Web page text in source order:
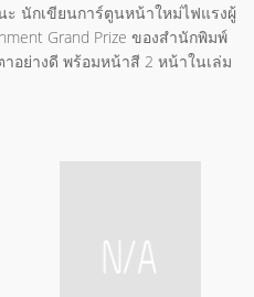
ะ นักเขียนการ์ตูนหน้าใหม่ไฟแรงผู้
Grand Prize ของสำนักพิมพ์
อย่างดี พร้อมหน้าสี 2 หน้าในเล่ม